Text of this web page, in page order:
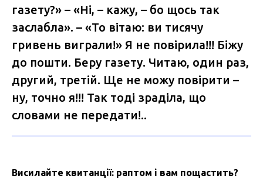
газету?» – «Ні, – кажу, – бо щось так
заслабла». – «То вітаю: ви тисячу
гривень виграли!» Я не повірила!!! Біжу
до пошти. Беру газету. Читаю, один раз,
другий, третій. Ще не можу повірити –
ну, точно я!!! Так тоді зраділа, що
словами не передати!..
Висилайте квитанції: раптом і вам пощастить?